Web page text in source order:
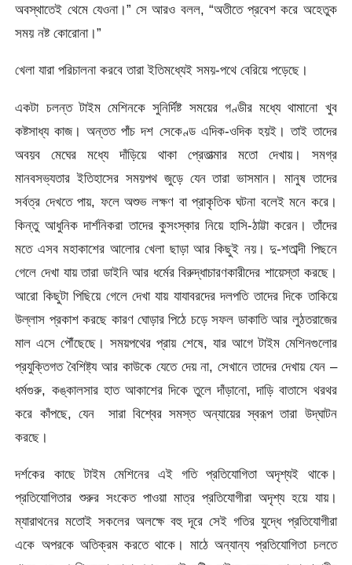
অবস্থাতেই থেমে যেওনা।” সে আরও বলল, “অতীতে প্রবেশ করে অহেতুক
সময় নষ্ট কোরোনা।”
খেলা যারা পরিচালনা করবে তারা ইতিমধ্যেই সময়-পথে বেরিয়ে পড়েছে।
একটা চলন্ত টাইম মেশিনকে সুনির্দিষ্ট সময়ের গণ্ডীর মধ্যে থামানো খুব
কষ্টসাধ্য কাজ। অন্তত পাঁচ দশ সেকেণ্ড এদিক-ওদিক হয়ই। তাই তাদের
অবয়ব মেঘের মধ্যে দাঁড়িয়ে থাকা প্রেতাত্মার মতো দেখায়। সমগ্র
মানবসভ্যতার ইতিহাসের সময়পথ জুড়ে যেন তারা ভাসমান। মানুষ তাদের
সর্বত্র দেখতে পায়, ফলে অশুভ লক্ষণ বা প্রাকৃতিক ঘটনা বলেই মনে করে।
কিন্তু আধুনিক দার্শনিকরা তাদের কুসংস্কার নিয়ে হাসি-ঠাট্টা করেন। তাঁদের
মতে এসব মহাকাশের আলোর খেলা ছাড়া আর কিছুই নয়। দু-শতাব্দী পিছনে
গেলে দেখা যায় তারা ডাইনি আর ধর্মের বিরুদ্ধাচারণকারীদের শায়েস্তা করছে।
আরো কিছুটা পিছিয়ে গেলে দেখা যায় যাযাবরদের দলপতি তাদের দিকে তাকিয়ে
উল্লাস প্রকাশ করছে কারণ ঘোড়ার পিঠে চড়ে সফল ডাকাতি আর লুঠতরাজের
মাল এসে পৌঁছেছে। সময়পথের প্রায় শেষে, যার আগে টাইম মেশিনগুলোর
প্রযুক্তিগত বৈশিষ্ট্য আর কাউকে যেতে দেয় না, সেখানে তাদের দেখায় যেন –
ধর্মগুরু, কঙ্কালসার হাত আকাশের দিকে তুলে দাঁড়ানো, দাড়ি বাতাসে থরথর
করে কাঁপছে, যেন সারা বিশ্বের সমস্ত অন্যায়ের স্বরূপ তারা উদ্‌ঘাটন
করছে।
দর্শকের কাছে টাইম মেশিনের এই গতি প্রতিযোগিতা অদৃশ্যই থাকে।
প্রতিযোগিতার শুরুর সংকেত পাওয়া মাত্র প্রতিযোগীরা অদৃশ্য হয়ে যায়।
ম্যারাথনের মতোই সকলের অলক্ষে বহু দূরে সেই গতির যুদ্ধে প্রতিযোগীরা
একে অপরকে অতিক্রম করতে থাকে। মাঠে অন্যান্য প্রতিযোগিতা চলতে